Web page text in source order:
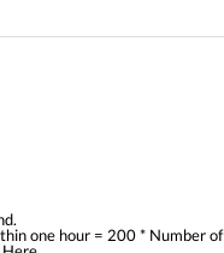
one hour = 200 * Number of